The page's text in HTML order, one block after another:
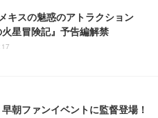
キスの魅惑のアトラクション
火星冒険記』予告編解禁
早朝ファンイベントに監督登場！